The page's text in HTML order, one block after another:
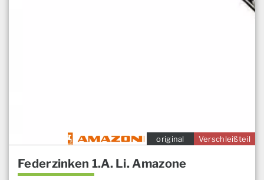
Verschleißteil
original
Federzinken 1.A. Li. Amazone